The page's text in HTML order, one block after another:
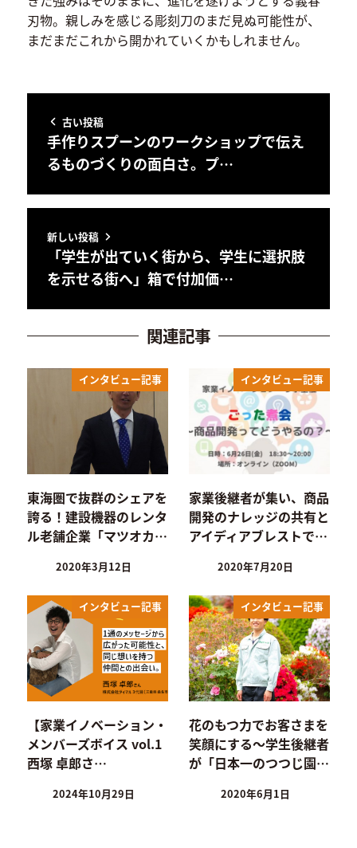
刃物。親しみを感じる彫刻刀のまだ見ぬ可能性が、
まだまだこれから開かれていくかもしれません。
古い投稿
手作りスプーンのワークショップで伝え
るものづくりの面白さ。プ…
新しい投稿
「学生が出ていく街から、学生に選択肢
を示せる街へ」箱で付加価…
関連記事
インタビュー記事
東海圏で抜群のシェアを
誇る！建設機器のレンタ
ル老舗企業「マツオカ…
2020年3月12日
インタビュー記事
家業後継者が集い、商品
開発のナレッジの共有と
アイディアブレストで…
2020年7月20日
インタビュー記事
【家業イノベーション・
メンバーズボイス vol.1
西塚 卓郎さ…
2024年10月29日
インタビュー記事
花のもつ力でお客さまを
笑顔にする～学生後継者
が「日本一のつつじ園…
2020年6月1日